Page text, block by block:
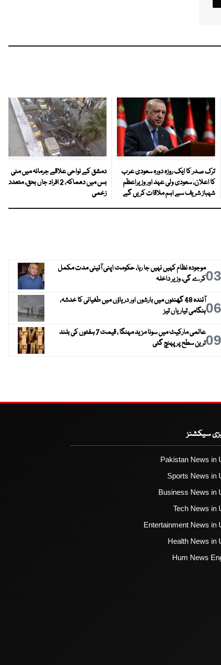
ترک صدر کا ایک روزہ دورہ سعودی عرب
کا اعلان، سعودی ولی عہد اور وزیراعظم
شہباز شریف سے اہم ملاقات کریں گے
دمشق کے نواحی علاقے جرمانہ میں منی
بس میں دھماکہ، 2 افراد جاں بحق، متعدد
زخمی
03موجودہ نظام کہیں نہیں جا رہا، حکومت اپنی آئینی مدت مکمل
کرے گی، وزیر داخلہ
06
آئندہ 48 گھنٹوں میں بارشوں اور دریاؤں میں طغیانی کا خدشہ،
ہنگامی تیاریاں تیز
09
عالمی مارکیٹ میں سونا مزید مہنگا ، قیمت 7 ہفتوں کی بلند
ترین سطح پر پہنچ گئی
سیکشنز
Pakistan News in
Sports News in
Business News in
Tech News in
Entertainment News in
Health News in
Hum News